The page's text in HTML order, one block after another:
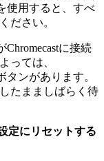
使用すると、すべ
ださい。
に接続
っては、
タンがあります。
たまましばらく待
定にリセットする